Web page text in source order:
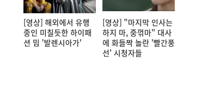
[영상] 해외에서 유행
중인 미칠듯한 하이패
션 밈 '발렌시아가'
[영상] "마지막 인사는
하지 마, 중꺾마" 대사
에 화들짝 놀란 '빨간풍
선' 시청자들